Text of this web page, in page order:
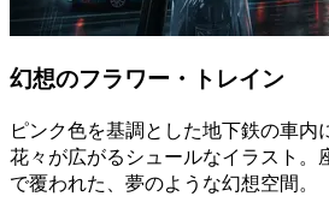
幻想のフラワー・トレイン
ピンク色を基調とした地下鉄の車内
花々が広がるシュールなイラスト。
で覆われた、夢のような幻想空間。